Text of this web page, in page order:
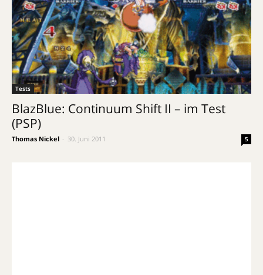
Tests
BlazBlue: Continuum Shift II – im Test
(PSP)
Thomas Nickel 30. Juni 2011 5